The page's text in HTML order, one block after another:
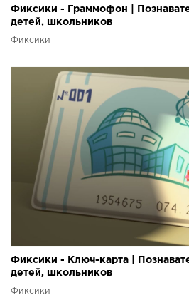
Фиксики - Граммофон |
детей, школьников
Фиксики
Фиксики - Ключ-карта |
детей, школьников
Фиксики